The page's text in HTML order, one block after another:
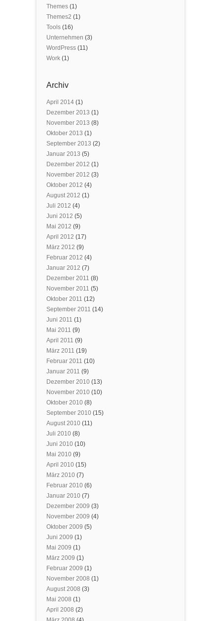
Themes (1)
Themes2 (1)
Tools (16)
Unternehmen (3)
WordPress (11)
Work (1)
Archiv
April 2014 (1)
Dezember 2013 (1)
November 2013 (8)
Oktober 2013 (1)
September 2013 (2)
Januar 2013 (5)
Dezember 2012 (1)
November 2012 (3)
Oktober 2012 (4)
August 2012 (1)
Juli 2012 (4)
Juni 2012 (5)
Mai 2012 (9)
April 2012 (17)
März 2012 (9)
Februar 2012 (4)
Januar 2012 (7)
Dezember 2011 (8)
November 2011 (5)
Oktober 2011 (12)
September 2011 (14)
Juni 2011 (1)
Mai 2011 (9)
April 2011 (9)
März 2011 (19)
Februar 2011 (10)
Januar 2011 (9)
Dezember 2010 (13)
November 2010 (10)
Oktober 2010 (8)
September 2010 (15)
August 2010 (11)
Juli 2010 (8)
Juni 2010 (10)
Mai 2010 (9)
April 2010 (15)
März 2010 (7)
Februar 2010 (6)
Januar 2010 (7)
Dezember 2009 (3)
November 2009 (4)
Oktober 2009 (5)
Juni 2009 (1)
Mai 2009 (1)
März 2009 (1)
Februar 2009 (1)
November 2008 (1)
August 2008 (3)
Mai 2008 (1)
April 2008 (2)